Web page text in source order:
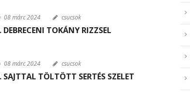
08 márc 2024 csucsok
DEBRECENI TOKÁNY RIZZSEL
08 márc 2024 csucsok
SAJTTAL TÖLTÖTT SERTÉS SZELET